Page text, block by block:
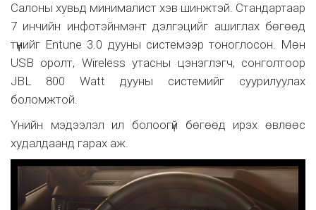
Салоны хувьд минималист хэв шинжтэй. Стандартаар
7 инчийн инфотэйнмэнт дэлгэцийг ашиглах бөгөөд
түүнийг Entune 3.0 дууны системээр тоноглосон. Мөн
USB оролт, Wireless утасны цэнэглэгч, сонголтоор
JBL 800 Watt дууны системийг суурилуулах
боломжтой.
Үнийн мэдээлэл ил болоогүй бөгөөд ирэх өвлөөс
худалдаанд гарах аж.